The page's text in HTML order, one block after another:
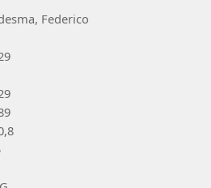
Federico